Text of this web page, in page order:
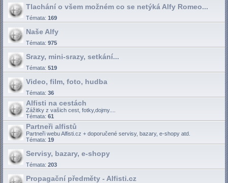
Tlachání o všem možném co se netýká Alfy Romeo...
Témata: 169
Naše Alfy
Témata: 975
Srazy, mini-srazy, setkání...
Témata: 519
Video, film, foto, hudba
Témata: 36
Alfisti na cestách
Zážitky z vašich cest, fotky,dojmy....
Témata: 61
Partneři alfistů
Partneři webu Alfisti.cz + doporučené servisy, bazary, e-shopy atd.
Témata: 19
Servisy, bazary, e-shopy
Témata: 203
Propagační předměty - Alfisti.cz